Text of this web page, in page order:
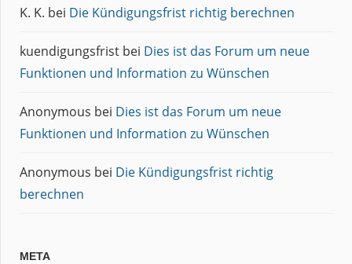
K. K. bei Die Kündigungsfrist richtig berechnen
kuendigungsfrist bei Dies ist das Forum um neue
Funktionen und Information zu Wünschen
Anonymous bei Dies ist das Forum um neue
Funktionen und Information zu Wünschen
Anonymous bei Die Kündigungsfrist richtig
berechnen
META